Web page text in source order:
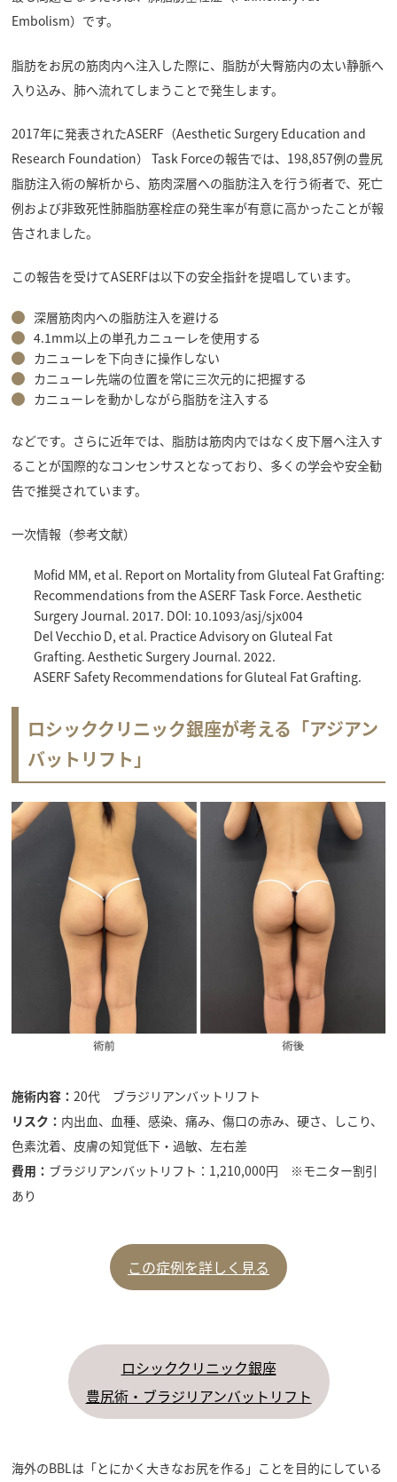
Embolism）です。
脂肪をお尻の筋肉内へ注入した際に、脂肪が大臀筋内の太い静脈へ
入り込み、肺へ流れてしまうことで発生します。
2017年に発表されたASERF（Aesthetic Surgery Education and
Research Foundation） Task Forceの報告では、198,857例の豊尻
脂肪注入術の解析から、筋肉深層への脂肪注入を行う術者で、死亡
例および非致死性肺脂肪塞栓症の発生率が有意に高かったことが報
告されました。
この報告を受けてASERFは以下の安全指針を提唱しています。
深層筋肉内への脂肪注入を避ける
4.1mm以上の単孔カニューレを使用する
カニューレを下向きに操作しない
カニューレ先端の位置を常に三次元的に把握する
カニューレを動かしながら脂肪を注入する
などです。さらに近年では、脂肪は筋肉内ではなく皮下層へ注入す
ることが国際的なコンセンサスとなっており、多くの学会や安全勧
告で推奨されています。
一次情報（参考文献）
Mofid MM, et al. Report on Mortality from Gluteal Fat Grafting:
Recommendations from the ASERF Task Force. Aesthetic
Surgery Journal. 2017. DOI: 10.1093/asj/sjx004
Del Vecchio D, et al. Practice Advisory on Gluteal Fat
Grafting. Aesthetic Surgery Journal. 2022.
ASERF Safety Recommendations for Gluteal Fat Grafting.
ロシッククリニック銀座が考える「アジアン
バットリフト」
施術内容： 20代 ブラジリアンバットリフト
リスク： 内出血、血種、感染、痛み、傷口の赤み、硬さ、しこり、
色素沈着、皮膚の知覚低下・過敏、左右差
費用： ブラジリアンバットリフト：1,210,000円 ※モニター割引
あり
この症例を詳しく見る
ロシッククリニック銀座
豊尻術・ブラジリアンバットリフト
海外のBBLは「とにかく大きなお尻を作る」ことを目的にしている